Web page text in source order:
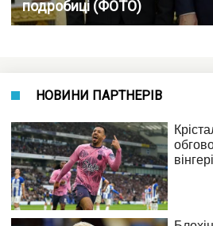
подробиці (ФОТО)
НОВИНИ ПАРТНЕРІВ